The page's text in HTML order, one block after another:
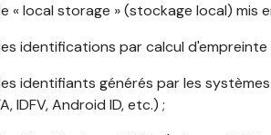
« local storage » (stockage local) mis
identifications par calcul
identifiants générés par les
IDFV, Android ID, etc.) ;